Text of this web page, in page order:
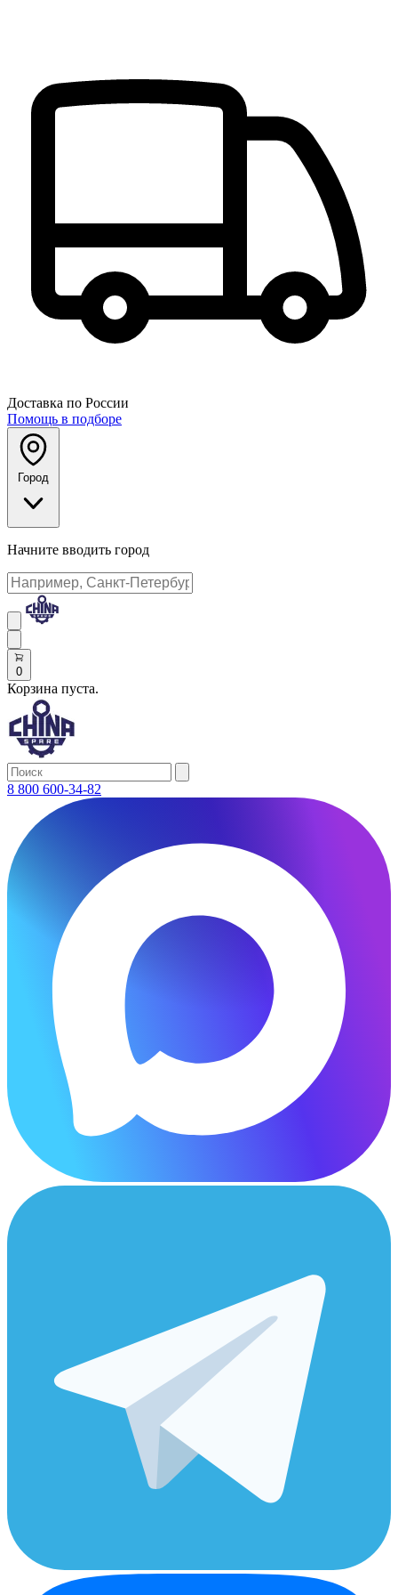
Доставка по России
Помощь в подборе
Город
Начните вводить город
0
Корзина пуста.
8 800 600-34-82